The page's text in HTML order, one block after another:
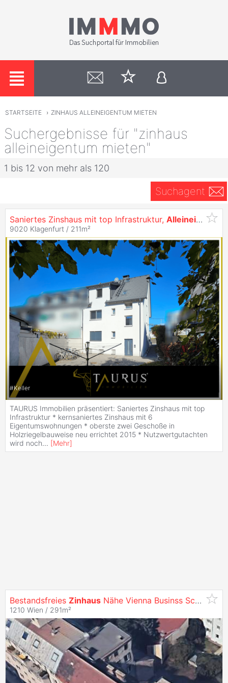
STARTSEITE › ZINHAUS ALLEINEIGENTUM MIETEN
Suchergebnisse für "zinhaus
alleineigentum mieten"
1 bis 12 von mehr als 120
Suchagent
Saniertes Zinshaus mit top Infrastruktur, Alleineigentum
9020 Klagenfurt / 211m²
#Keller
TAURUS Immobilien präsentiert: Saniertes Zinshaus mit top
Infrastruktur * kernsaniertes Zinshaus mit 6
Eigentumswohnungen * oberste zwei Geschoße in
Holzriegelbauweise neu errichtet 2015 * Nutzwertgutachten
wird noch... [Mehr]
Bestandsfreies Zinhaus Nähe Vienna Businss School
1210 Wien / 291m²